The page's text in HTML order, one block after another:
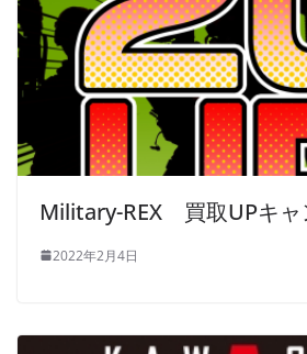
Military-REX 買取UPキャ
2022年2月4日